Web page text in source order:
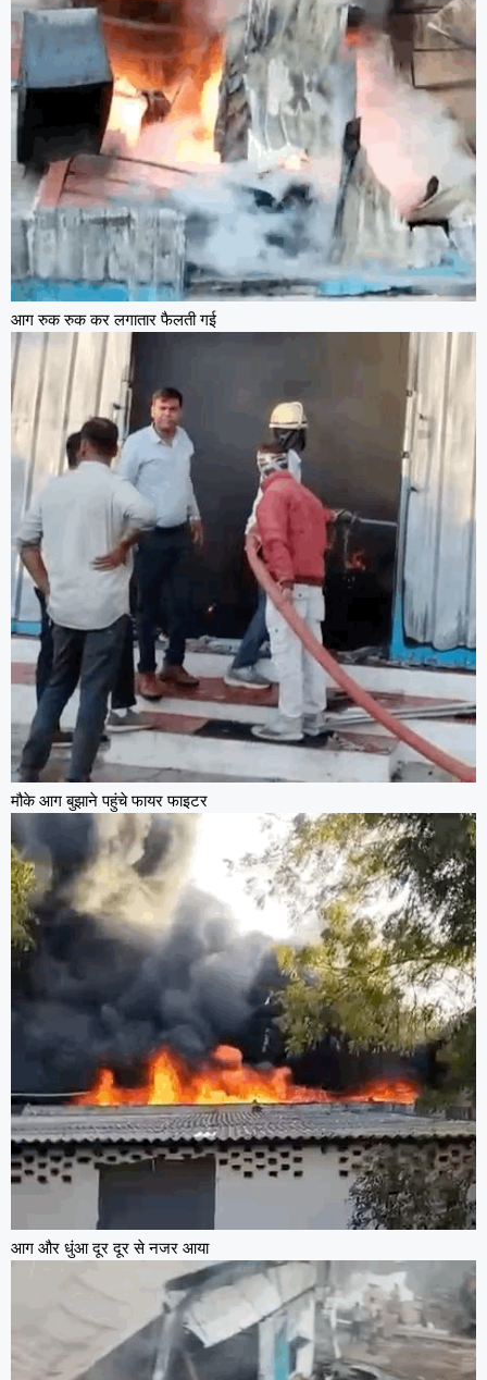
आग रुक रुक कर लगातार फैलती गई
मौके आग बुझाने पहुंचे फायर फाइटर
आग और धुंआ दूर दूर से नजर आया